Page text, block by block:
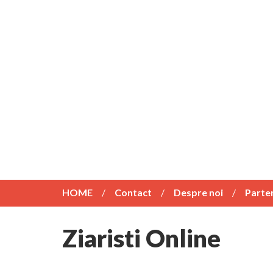
HOME Contact Despre noi
Ziaristi Online